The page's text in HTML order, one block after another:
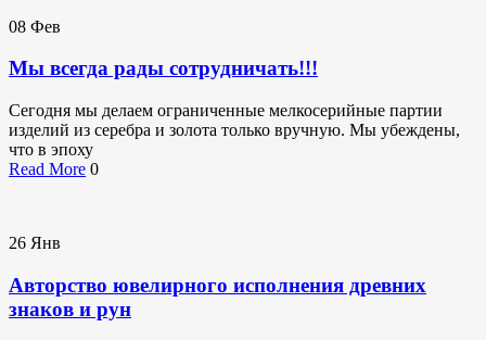
08 Фев
Мы всегда рады сотрудничать!!!
Сегодня мы делаем ограниченные мелкосерийные партии
изделий из серебра и золота только вручную. Мы убеждены,
что в эпоху
Read More 0
26 Янв
Авторство ювелирного исполнения древних
знаков и рун